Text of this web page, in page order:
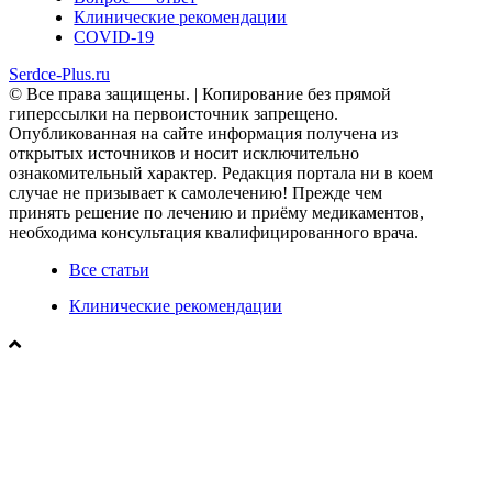
Клинические рекомендации
COVID-19
Serdce-Plus.ru
© Все права защищены. | Копирование без прямой
гиперссылки на первоисточник запрещено.
Опубликованная на сайте информация получена из
открытых источников и носит исключительно
ознакомительный характер. Редакция портала ни в коем
случае не призывает к самолечению! Прежде чем
принять решение по лечению и приёму медикаментов,
необходима консультация квалифицированного врача.
Все статьи
Клинические рекомендации